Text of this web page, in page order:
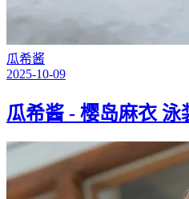
瓜希酱
2025-10-09
瓜希酱 - 樱岛麻衣 泳